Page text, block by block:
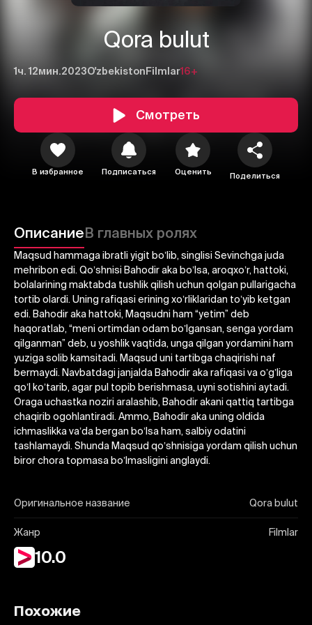
Qora bulut
1ч. 12мин.2023O'zbekiston Filmlar16+
Смотреть
В избранное Подписаться Оценить Поделиться
ОписаниеВ главных ролях
Maqsud hammaga ibratli yigit boʼlib, singlisi Sevinchga juda
mehribon edi. Qoʼshnisi Bahodir aka boʼlsa, aroqxoʼr, hattoki,
bolalarining maktabda tushlik qilish uchun qolgan pullarigacha
tortib olardi. Uning rafiqasi erining xoʼrliklaridan toʼyib ketgan
edi. Bahodir aka hattoki, Maqsudni ham “yetim” deb
haqoratlab, “meni ortimdan odam boʼlgansan, senga yordam
qilganman” deb, u yoshlik vaqtida, unga qilgan yordamini ham
yuziga solib kamsitadi. Maqsud uni tartibga chaqirishi naf
bermaydi. Navbatdagi janjalda Bahodir aka rafiqasi va oʼgʼliga
qoʼl koʼtarib, agar pul topib berishmasa, uyni sotishini aytadi.
Oraga uchastka noziri aralashib, Bahodir akani qattiq tartibga
chaqirib ogohlantiradi. Аmmo, Bahodir aka uning oldida
ichmaslikka vaʼda bergan boʼlsa ham, salbiy odatini
tashlamaydi. Shunda Maqsud qoʼshnisiga yordam qilish uchun
biror chora topmasa boʼlmasligini anglaydi.
Оригинальное название Qora bulut
Жанр Filmlar
10.0
1 2 3
Отправить
Похожие
Отменить Авторизоваться